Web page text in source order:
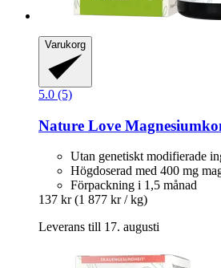
Varukorg
5.0 (5)
Nature Love
Utan genetiskt modifierade
Högdoserad med 400 mg
Förpackning i 1,5 månad
137 kr (1 877 kr / kg)
Leverans till 17. augusti